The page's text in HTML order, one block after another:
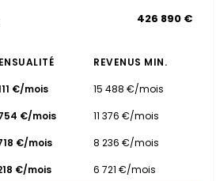
426 890 €
REVENUS MIN.
€/mois
15 488 €/mois
€/mois
11 376 €/mois
€/mois
8 236 €/mois
€/mois
6 721 €/mois